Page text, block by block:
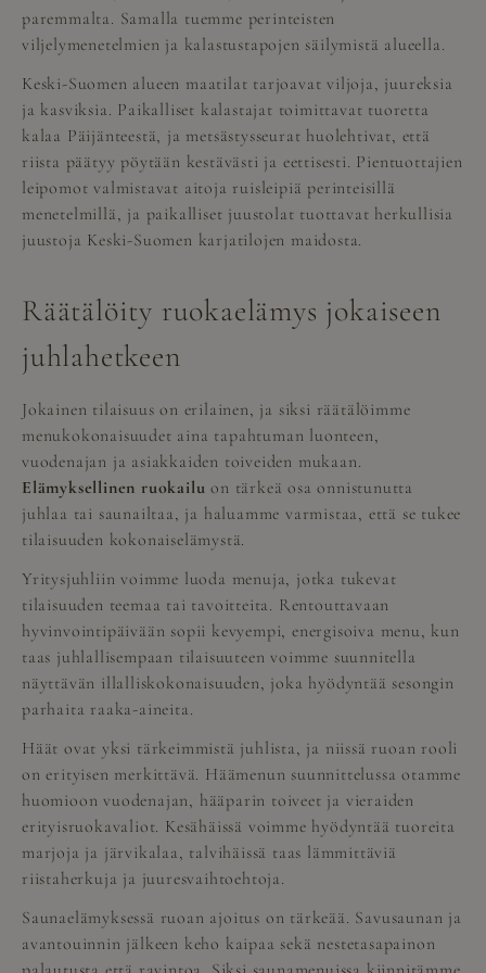
paremmalta. Samalla tuemme perinteisten
viljelymenetelmien ja kalastustapojen säilymistä alueella.
Keski-Suomen alueen maatilat tarjoavat viljoja, juureksia
ja kasviksia. Paikalliset kalastajat toimittavat tuoretta
kalaa Päijänteestä, ja metsästysseurat huolehtivat, että
riista päätyy pöytään kestävästi ja eettisesti. Pientuottajien
leipomot valmistavat aitoja ruisleipiä perinteisillä
menetelmillä, ja paikalliset juustolat tuottavat herkullisia
juustoja Keski-Suomen karjatilojen maidosta.
Räätälöity ruokaelämys jokaiseen
juhlahetkeen
Jokainen tilaisuus on erilainen, ja siksi räätälöimme
menukokonaisuudet aina tapahtuman luonteen,
vuodenajan ja asiakkaiden toiveiden mukaan.
Elämyksellinen ruokailu on tärkeä osa onnistunutta
juhlaa tai saunailtaa, ja haluamme varmistaa, että se tukee
tilaisuuden kokonaiselämystä.
Yritysjuhliin voimme luoda menuja, jotka tukevat
tilaisuuden teemaa tai tavoitteita. Rentouttavaan
hyvinvointipäivään sopii kevyempi, energisoiva menu, kun
taas juhlallisempaan tilaisuuteen voimme suunnitella
näyttävän illalliskokonaisuuden, joka hyödyntää sesongin
parhaita raaka-aineita.
Häät ovat yksi tärkeimmistä juhlista, ja niissä ruoan rooli
on erityisen merkittävä. Häämenun suunnittelussa otamme
huomioon vuodenajan, hääparin toiveet ja vieraiden
erityisruokavaliot. Kesähäissä voimme hyödyntää tuoreita
marjoja ja järvikalaa, talvihäissä taas lämmittäviä
riistaherkuja ja juuresvaihtoehtoja.
Saunaelämyksessä ruoan ajoitus on tärkeää. Savusaunan ja
avantouinnin jälkeen keho kaipaa sekä nestetasapainon